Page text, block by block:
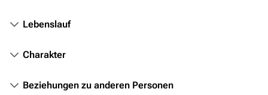
Überblick
Stargate SG-1
Lebenslauf
Charakter
Beziehungen zu anderen Personen